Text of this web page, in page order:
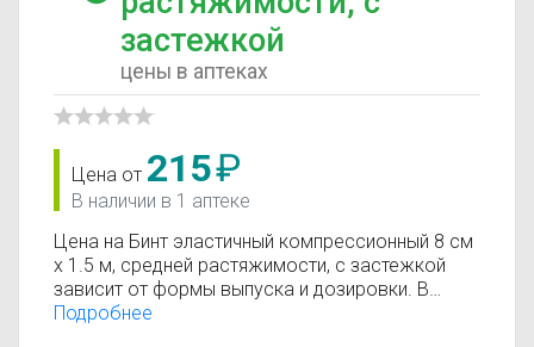
застежкой
цены в аптеках
Цена от 215₽
В наличии в 1 аптеке
Цена на Бинт эластичный компрессионный 8 см
х 1.5 м, средней растяжимости, с застежкой
зависит от формы выпуска и дозировки. В
каталоге представлены предложения от разных
Подробнее